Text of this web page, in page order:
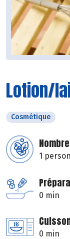
Lotion/
Cosmétique
1
0 min
0 min